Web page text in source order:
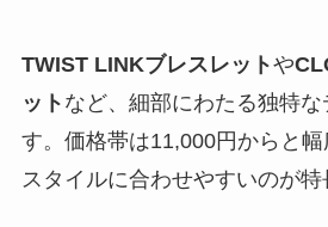
TWIST LINKブレスレットや
ット など、 細部にわたる独特
す。価格帯は11,000円からと
スタイルに合わせやすいのが特